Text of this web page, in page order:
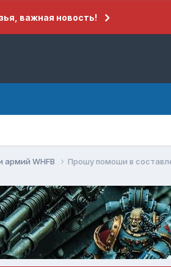
важная новость!
армий WHFB Прошу помоши в